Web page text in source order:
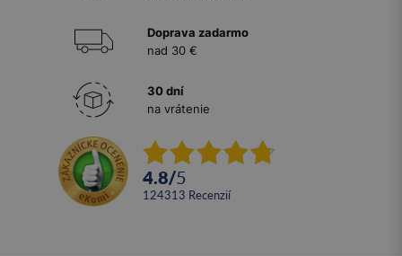
Doprava zadarmo
nad 30 €
30 dní
na vrátenie
4.8/5
124313 recenzií